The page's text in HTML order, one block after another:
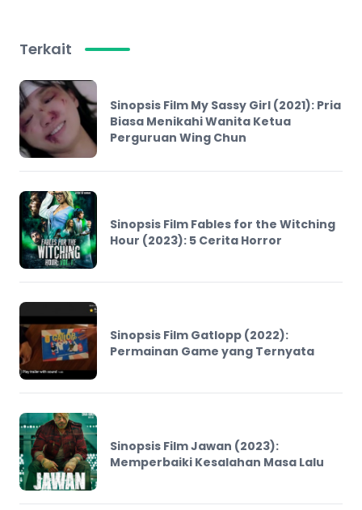
Terkait
Sinopsis Film My Sassy Girl (2021): Pria
Biasa Menikahi Wanita Ketua
Perguruan Wing Chun
Sinopsis Film Fables for the Witching
Hour (2023): 5 Cerita Horror
Sinopsis Film Gatlopp (2022):
Permainan Game yang Ternyata
Sinopsis Film Jawan (2023):
Memperbaiki Kesalahan Masa Lalu